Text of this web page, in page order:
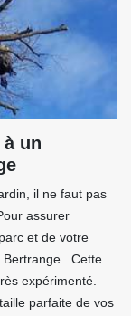
un
il ne faut pas
assurer
et de votre
. Cette
expérimenté.
parfaite de vos